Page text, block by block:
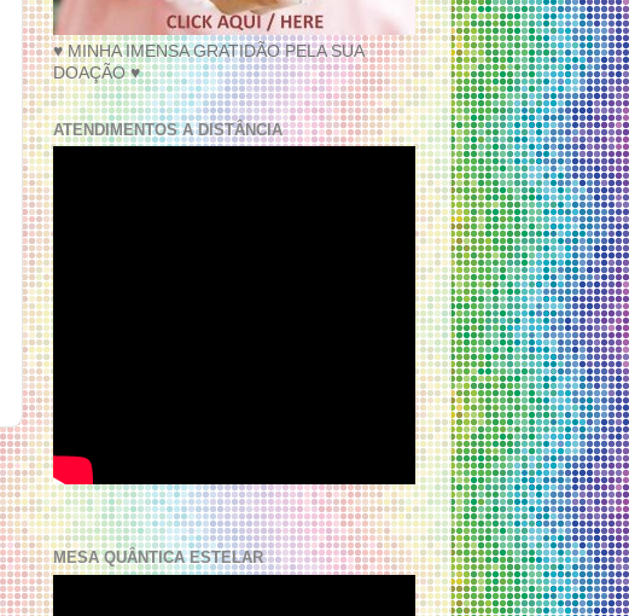
♥ MINHA IMENSA GRATIDÃO PELA SUA
DOAÇÃO ♥
ATENDIMENTOS A DISTÂNCIA
MESA QUÂNTICA ESTELAR